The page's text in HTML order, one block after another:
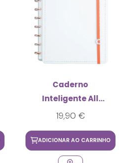
Caderno
Inteligente All
White Médio
19,90 €
ADICIONAR AO CARRINHO